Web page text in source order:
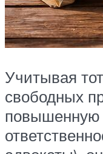
Учитывая
свободных
повышенную